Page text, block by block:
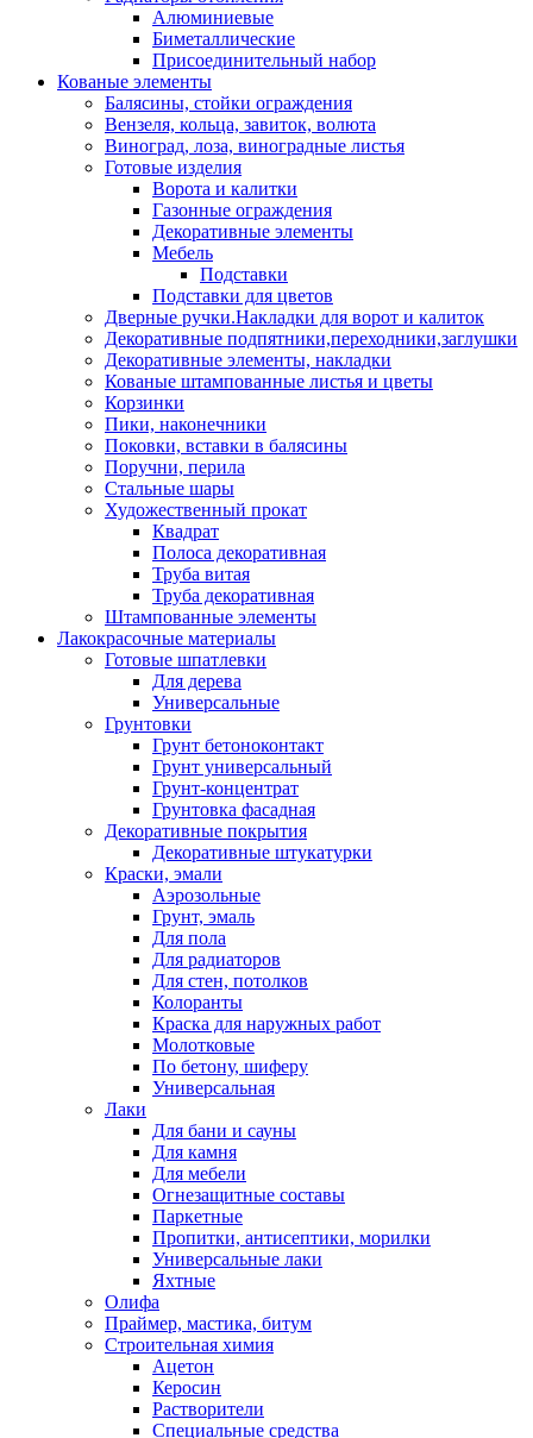
Алюминиевые
Биметаллические
Присоединительный набор
Кованые элементы
Балясины, стойки ограждения
Вензеля, кольца, завиток, волюта
Виноград, лоза, виноградные листья
Готовые изделия
Ворота и калитки
Газонные ограждения
Декоративные элементы
Мебель
Подставки
Подставки для цветов
Дверные ручки.Накладки для ворот и калиток
Декоративные подпятники,переходники,заглушки
Декоративные элементы, накладки
Кованые штампованные листья и цветы
Корзинки
Пики, наконечники
Поковки, вставки в балясины
Поручни, перила
Стальные шары
Художественный прокат
Квадрат
Полоса декоративная
Труба витая
Труба декоративная
Штампованные элементы
Лакокрасочные материалы
Готовые шпатлевки
Для дерева
Универсальные
Грунтовки
Грунт бетоноконтакт
Грунт универсальный
Грунт-концентрат
Грунтовка фасадная
Декоративные покрытия
Декоративные штукатурки
Краски, эмали
Аэрозольные
Грунт, эмаль
Для пола
Для радиаторов
Для стен, потолков
Колоранты
Краска для наружных работ
Молотковые
По бетону, шиферу
Универсальная
Лаки
Для бани и сауны
Для камня
Для мебели
Огнезащитные составы
Паркетные
Пропитки, антисептики, морилки
Универсальные лаки
Яхтные
Олифа
Праймер, мастика, битум
Строительная химия
Ацетон
Керосин
Растворители
Специальные средства